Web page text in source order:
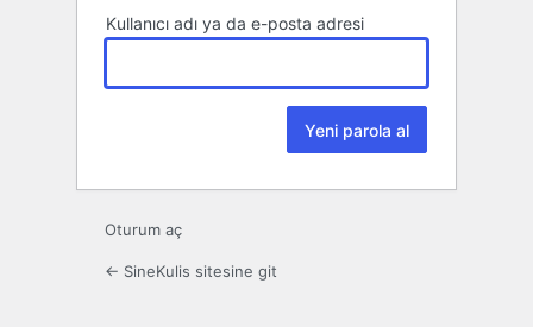
Kullanıcı adı ya da e-posta adresi
Oturum aç
← SineKulis sitesine git